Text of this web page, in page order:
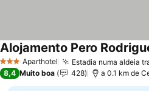
3 EstrelasAparthotel Estadia numa aldeia
Alojamento Pero
8,4 Muito boa 428 a 0.1 km de